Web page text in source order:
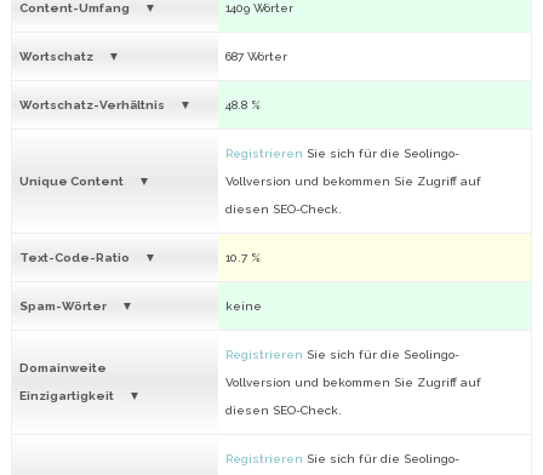
Content-Umfang 1409 Wörter
Wortschatz 687 Wörter
Wortschatz-Verhältnis 48.8 %
Unique Content
Registrieren Sie sich für die Seolingo-
Vollversion und bekommen Sie Zugriff auf
diesen SEO-Check.
Text-Code-Ratio 10.7 %
Spam-Wörter keine
Domainweite
Einzigartigkeit
Registrieren Sie sich für die Seolingo-
Vollversion und bekommen Sie Zugriff auf
diesen SEO-Check.
Registrieren Sie sich für die Seolingo-